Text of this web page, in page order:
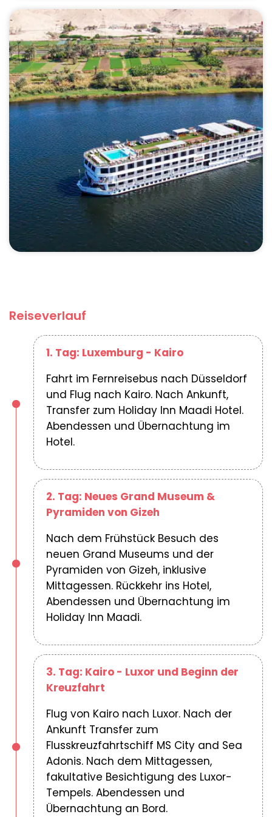
Reiseverlauf
1. Tag: Luxemburg - Kairo
Fahrt im Fernreisebus nach Düsseldorf
und Flug nach Kairo. Nach Ankunft,
Transfer zum Holiday Inn Maadi Hotel.
Abendessen und Übernachtung im
Hotel.
2. Tag: Neues Grand Museum &
Pyramiden von Gizeh
Nach dem Frühstück Besuch des
neuen Grand Museums und der
Pyramiden von Gizeh, inklusive
Mittagessen. Rückkehr ins Hotel,
Abendessen und Übernachtung im
Holiday Inn Maadi.
3. Tag: Kairo - Luxor und Beginn der
Kreuzfahrt
Flug von Kairo nach Luxor. Nach der
Ankunft Transfer zum
Flusskreuzfahrtschiff MS City and Sea
Adonis. Nach dem Mittagessen,
fakultative Besichtigung des Luxor-
Tempels. Abendessen und
Übernachtung an Bord.